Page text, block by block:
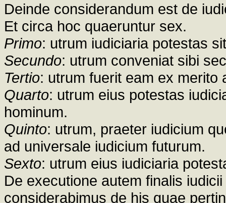
Deinde considerandum est de
Et circa hoc quaeruntur sex.
Primo: utrum iudiciaria potestas
Secundo: utrum conveniat sibi
Tertio: utrum fuerit eam ex merito
Quarto: utrum eius potestas
hominum.
Quinto: utrum, praeter iudicium
ad universale iudicium futurum.
Sexto: utrum eius iudiciaria
De executione autem finalis
considerabimus de his quae